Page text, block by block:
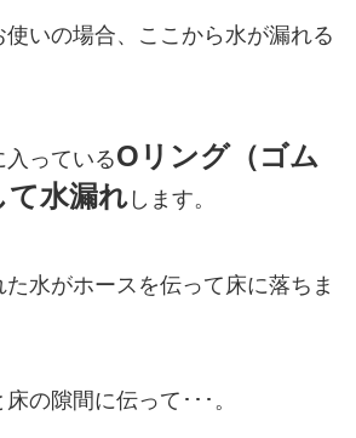
いの場合、ここから水が漏れる
入っているOリング（ゴム
て水漏れします。
水がホースを伝って床に落ちま
の隙間に伝って･･･。